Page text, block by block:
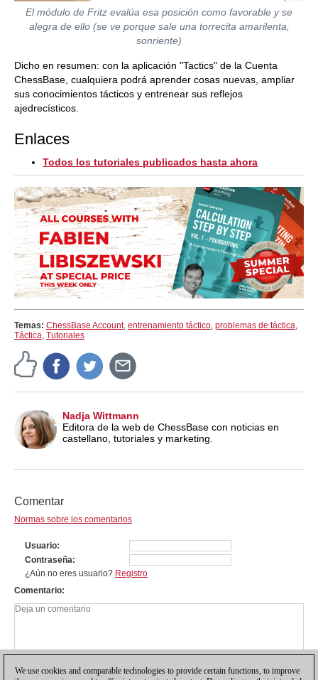
El módulo de Fritz evalúa esa posición como favorable y se
alegra de ello (se ve porque sale una torrecita amarilenta,
sonriente)
Dicho en resumen: con la aplicación "Tactics" de la Cuenta
ChessBase, cualquiera podrá aprender cosas nuevas, ampliar
sus conocimientos tácticos y entrenear sus reflejos
ajedrecísticos.
Enlaces
Todos los tutoriales publicados hasta ahora
Temas: ChessBase Account, entrenamiento táctico, problemas de táctica,
Táctica, Tutoriales
Nadja Wittmann
Editora de la web de ChessBase con noticias en
castellano, tutoriales y marketing.
Comentar
Normas sobre los comentarios
Usuario
Contraseña
¿Aún no eres usuario? Registro
Comentario
We use cookies and comparable technologies to provide certain functions, to improve